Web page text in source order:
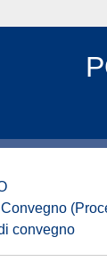
convegno